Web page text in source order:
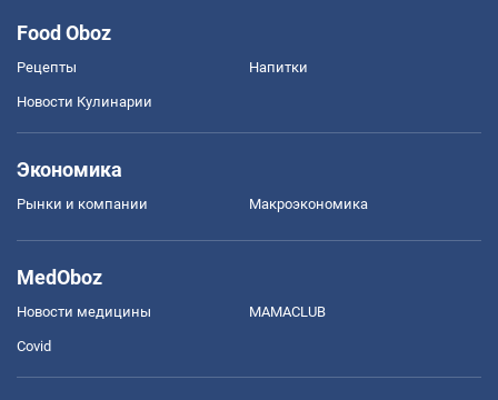
Food Oboz
Рецепты Напитки
Новости Кулинарии
Экономика
Рынки и компании Mакроэкономика
MedOboz
Новости медицины MAMACLUB
Covid